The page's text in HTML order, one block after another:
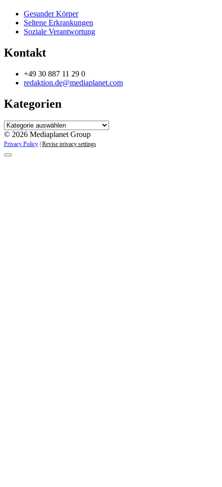
Gesunder Körper
Seltene Erkrankungen
Soziale Verantwortung
Kontakt
+49 30 887 11 29 0
redaktion.de@mediaplanet.com
Kategorien
Kategorien
© 2026 Mediaplanet Group
Privacy Policy Revise privacy settings